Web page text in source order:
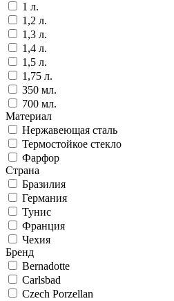
1 л.
1,2 л.
1,3 л.
1,4 л.
1,5 л.
1,75 л.
350 мл.
700 мл.
Материал
Нержавеющая сталь
Термостойкое стекло
Фарфор
Страна
Бразилия
Германия
Тунис
Франция
Чехия
Бренд
Bernadotte
Carlsbad
Czech Porzellan